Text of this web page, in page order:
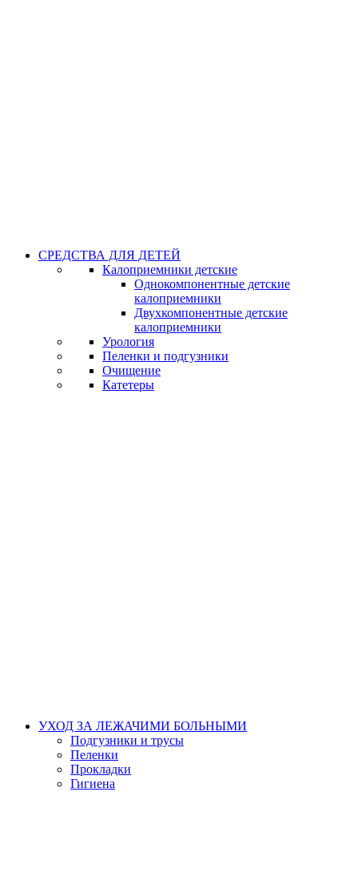
СРЕДСТВА ДЛЯ ДЕТЕЙ
Калоприемники детские
Однокомпонентные детские
калоприемники
Двухкомпонентные детские
калоприемники
Урология
Пеленки и подгузники
Очищение
Катетеры
УХОД ЗА ЛЕЖАЧИМИ БОЛЬНЫМИ
Подгузники и трусы
Пеленки
Прокладки
Гигиена